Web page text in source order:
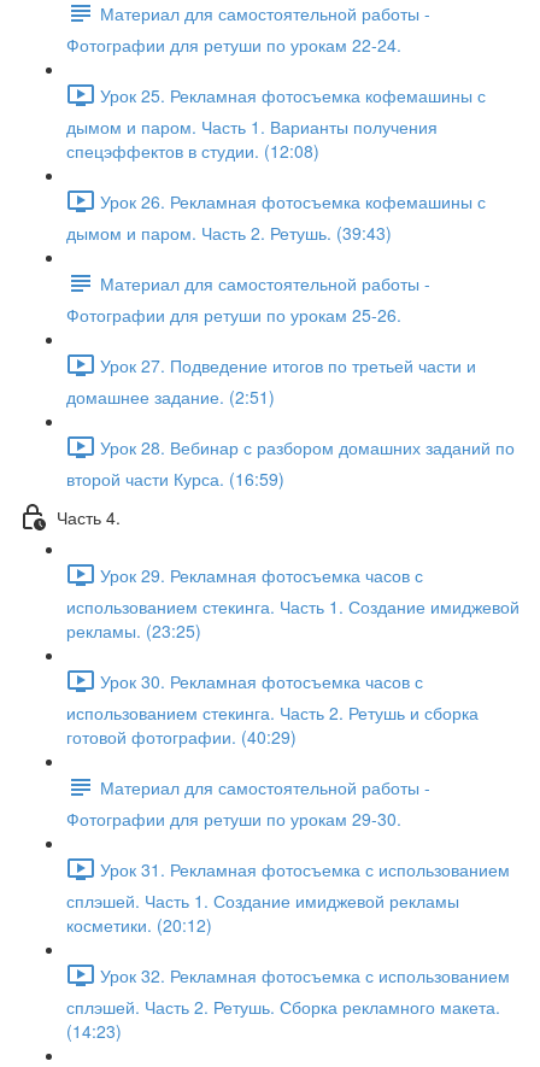
Материал для самостоятельной работы -
Фотографии для ретуши по урокам 22-24.
Урок 25. Рекламная фотосъемка кофемашины с
дымом и паром. Часть 1. Варианты получения
спецэффектов в студии. (12:08)
Урок 26. Рекламная фотосъемка кофемашины с
дымом и паром. Часть 2. Ретушь. (39:43)
Материал для самостоятельной работы -
Фотографии для ретуши по урокам 25-26.
Урок 27. Подведение итогов по третьей части и
домашнее задание. (2:51)
Урок 28. Вебинар с разбором домашних заданий по
второй части Курса. (16:59)
Часть 4.
Урок 29. Рекламная фотосъемка часов с
использованием стекинга. Часть 1. Создание имиджевой
рекламы. (23:25)
Урок 30. Рекламная фотосъемка часов с
использованием стекинга. Часть 2. Ретушь и сборка
готовой фотографии. (40:29)
Материал для самостоятельной работы -
Фотографии для ретуши по урокам 29-30.
Урок 31. Рекламная фотосъемка с использованием
сплэшей. Часть 1. Создание имиджевой рекламы
косметики. (20:12)
Урок 32. Рекламная фотосъемка с использованием
сплэшей. Часть 2. Ретушь. Сборка рекламного макета.
(14:23)